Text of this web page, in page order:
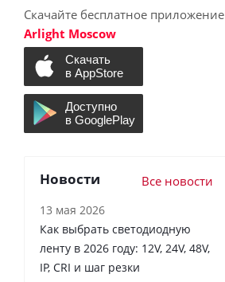
Скачайте бесплатное приложение
Arlight Moscow
Новости Все новости
13 мая 2026
Как выбрать светодиодную
ленту в 2026 году: 12V, 24V, 48V,
IP, CRI и шаг резки